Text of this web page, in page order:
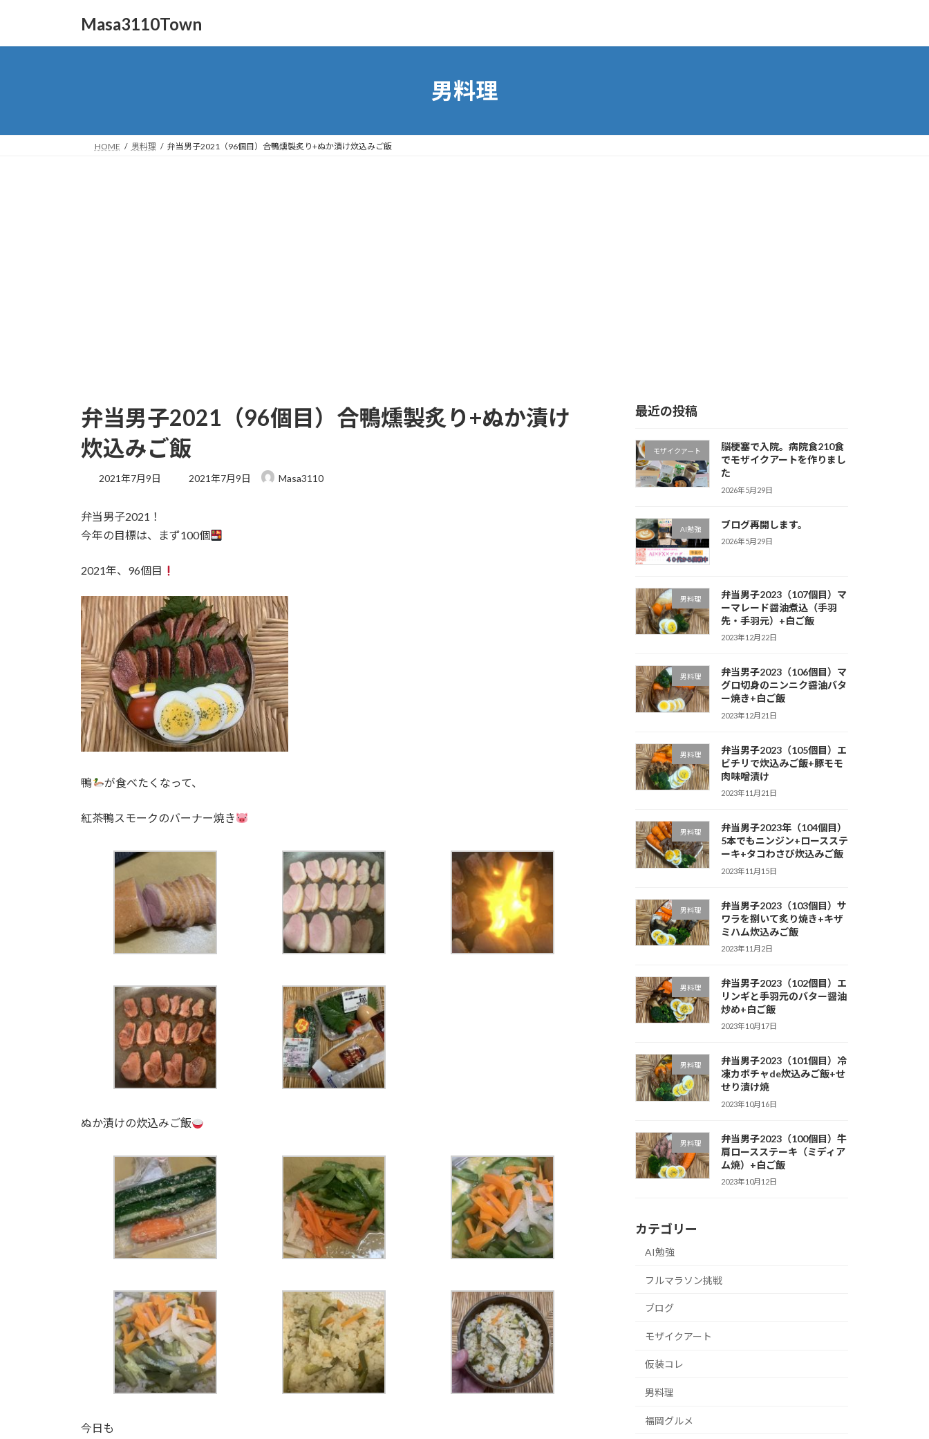
Masa3110Town
男料理
HOME 男料理 弁当男子2021（96個目）合鴨燻製炙り+ぬか漬け炊込みご飯
弁当男子2021（96個目）合鴨燻製炙り+ぬか漬け
炊込みご飯
2021年7月9日
最
日
2021年7月9日 Masa3110
弁当男子2021！
今年の目標は、まず100個
2021年、96個目
鴨 が食べたくなって、
紅茶鴨スモークのバーナー焼き
ぬか漬けの炊込みご飯
今日も
最近の投稿
モザイクアート
脳梗塞で入院。病院食210食
でモザイクアートを作りまし
た
2026年5月29日
AI勉強 ブログ再開します。
2026年5月29日
男料理
弁当男子2023（107個目）マ
ーマレード醤油煮込（手羽
先・手羽元）+白ご飯
2023年12月22日
男料理
弁当男子2023（106個目）マ
グロ切身のニンニク醤油バタ
ー焼き+白ご飯
2023年12月21日
男料理
弁当男子2023（105個目）エ
ビチリで炊込みご飯+豚モモ
肉味噌漬け
2023年11月21日
男料理
弁当男子2023年（104個目）
5本でもニンジン+ロースステ
ーキ+タコわさび炊込みご飯
2023年11月15日
男料理
弁当男子2023（103個目）サ
ワラを捌いて炙り焼き+キザ
ミハム炊込みご飯
2023年11月2日
男料理
弁当男子2023（102個目）エ
リンギと手羽元のバター醤油
炒め+白ご飯
2023年10月17日
男料理
弁当男子2023（101個目）冷
凍カボチャde炊込みご飯+せ
せり漬け焼
2023年10月16日
男料理
弁当男子2023（100個目）牛
肩ロースステーキ（ミディア
ム焼）+白ご飯
2023年10月12日
カテゴリー
AI勉強
フルマラソン挑戦
ブログ
モザイクアート
仮装コレ
男料理
福岡グルメ